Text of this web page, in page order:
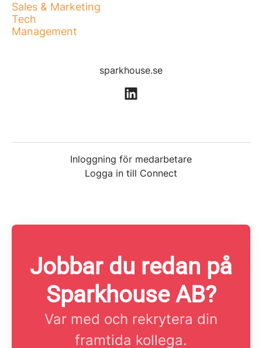
Sales & Marketing
Tech
Management
sparkhouse.se
Inloggning för medarbetare
Logga in till Connect
Jobbar du redan på
Sparkhouse AB?
Var med och rekrytera din
framtida kollega.